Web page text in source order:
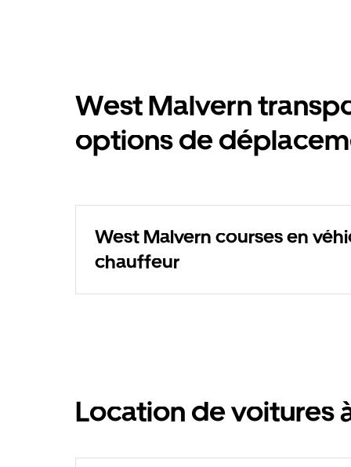
West Malvern
options de
West Malvern courses en
chauffeur
Location de voitures